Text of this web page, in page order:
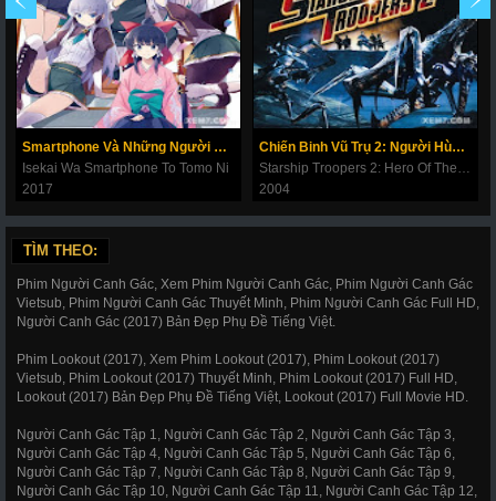
Smartphone Và Những Người Bạn
Isekai Wa Smartphone To Tomo Ni
2017
Chiến Binh Vũ Trụ 2: Người Hùng Liên Minh
Starship Troopers 2: Hero Of The Federation
2004
TÌM THEO:
Phim Người Canh Gác, Xem Phim Người Canh Gác, Phim Người Canh Gác
Vietsub, Phim Người Canh Gác Thuyết Minh, Phim Người Canh Gác Full HD,
Người Canh Gác (2017) Bản Đẹp Phụ Đề Tiếng Việt.
Phim Lookout (2017), Xem Phim Lookout (2017), Phim Lookout (2017)
Vietsub, Phim Lookout (2017) Thuyết Minh, Phim Lookout (2017) Full HD,
Lookout (2017) Bản Đẹp Phụ Đề Tiếng Việt, Lookout (2017) Full Movie HD.
Người Canh Gác Tập 1, Người Canh Gác Tập 2, Người Canh Gác Tập 3,
Người Canh Gác Tập 4, Người Canh Gác Tập 5, Người Canh Gác Tập 6,
Người Canh Gác Tập 7, Người Canh Gác Tập 8, Người Canh Gác Tập 9,
Người Canh Gác Tập 10, Người Canh Gác Tập 11, Người Canh Gác Tập 12,